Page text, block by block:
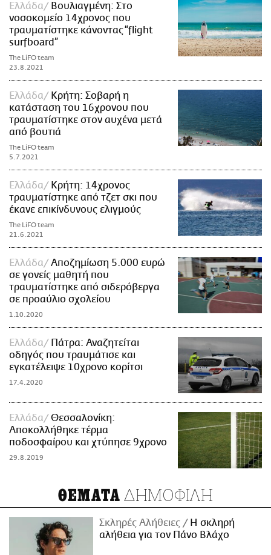
Ελλάδα
Βουλιαγμένη: Στο
νοσοκομείο 14χρονος που
τραυματίστηκε κάνοντας “flight
surfboard”
The LiFO team
23.8.2021
Ελλάδα
Κρήτη: Σοβαρή η
κατάσταση του 16χρονου που
τραυματίστηκε στον αυχένα μετά
από βουτιά
The LiFO team
5.7.2021
Ελλάδα
Κρήτη: 14χρονος
τραυματίστηκε από τζετ σκι που
έκανε επικίνδυνους ελιγμούς
The LiFO team
21.6.2021
Ελλάδα
Αποζημίωση 5.000 ευρώ
σε γονείς μαθητή που
τραυματίστηκε από σιδερόβεργα
σε προαύλιο σχολείου
1.10.2020
Ελλάδα
Πάτρα: Αναζητείται
οδηγός που τραυμάτισε και
εγκατέλειψε 10χρονο κορίτσι
17.4.2020
Ελλάδα
Θεσσαλονίκη:
Αποκολλήθηκε τέρμα
ποδοσφαίρου και χτύπησε 9χρονο
29.8.2019
ΘΕΜΑΤΑ ΔΗΜΟΦΙΛΗ
Σκληρές Αλήθειες
H σκληρή
αλήθεια για τον Πάνο Βλάχο